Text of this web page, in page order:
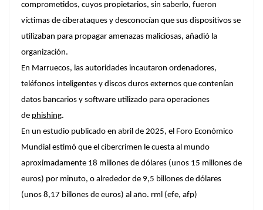
comprometidos, cuyos propietarios, sin saberlo, fueron
víctimas de ciberataques y desconocían que sus dispositivos se
utilizaban para propagar amenazas maliciosas, añadió la
organización.
En Marruecos, las autoridades incautaron ordenadores,
teléfonos inteligentes y discos duros externos que contenían
datos bancarios y software utilizado para operaciones
de phishing.
En un estudio publicado en abril de 2025, el Foro Económico
Mundial estimó que el cibercrimen le cuesta al mundo
aproximadamente 18 millones de dólares (unos 15 millones de
euros) por minuto, o alrededor de 9,5 billones de dólares
(unos 8,17 billones de euros) al año. rml (efe, afp)